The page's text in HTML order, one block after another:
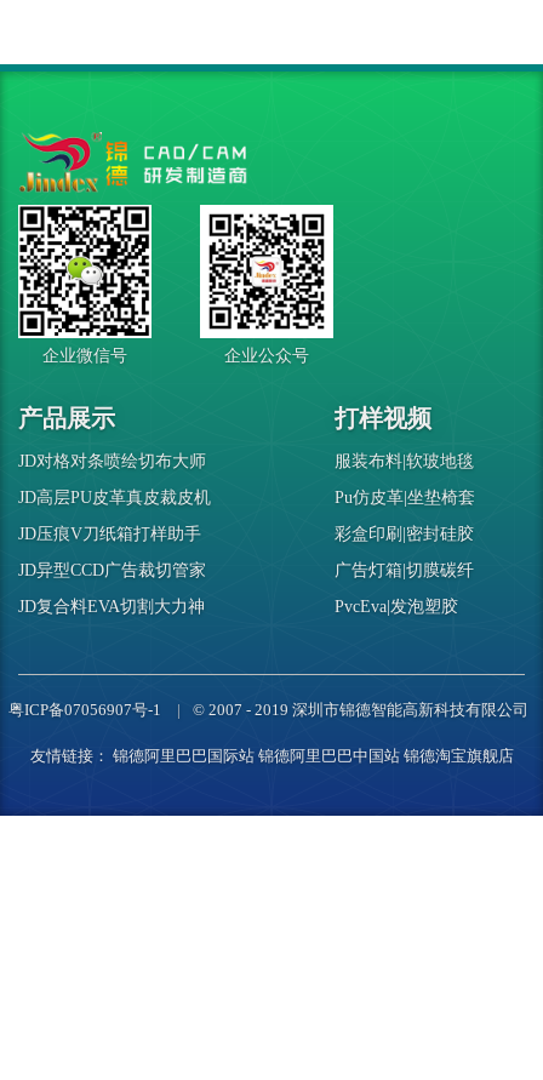
企业微信号 企业公众号
产品展示
JD对格对条喷绘切布大师
JD高层PU皮革真皮裁皮机
JD压痕V刀纸箱打样助手
JD异型CCD广告裁切管家
JD复合料EVA切割大力神
打样视频
服装布料|软玻地毯
Pu仿皮革|坐垫椅套
彩盒印刷|密封硅胶
广告灯箱|切膜碳纤
PvcEva|发泡塑胶
粤ICP备07056907号-1 © 2007 - 2019 深圳市锦德智能高新科技有限公司
友情链接： 锦德阿里巴巴国际站 锦德阿里巴巴中国站 锦德淘宝旗舰店